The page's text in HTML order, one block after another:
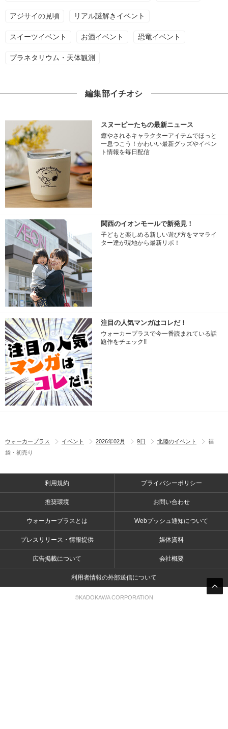
アジサイの見頃 リアル謎解きイベント
スイーツイベント お酒イベント 恐竜イベント
プラネタリウム・天体観測
編集部イチオシ
スヌーピーたちの最新ニュース
癒やされるキャラクターアイテムでほっと
一息つこう！かわいい最新グッズやイベン
ト情報を毎日配信
関西のイオンモールで新発見！
子どもと楽しめる新しい遊び方をママライ
ター達が現地から最新リポ！
注目の人気マンガはコレだ！
ウォーカープラスで今一番読まれている話
題作をチェック!!
ウォーカープラス イベント 2026年02月 9日 北陸のイベント
福
袋・初売り
利用規約 プライバシーポリシー
推奨環境 お問い合わせ
ウォーカープラスとは Webプッシュ通知について
プレスリリース・情報提供 媒体資料
広告掲載について 会社概要
利用者情報の外部送信について
©KADOKAWA CORPORATION